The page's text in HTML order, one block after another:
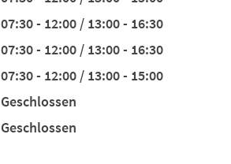
07:30 - 12:00 / 13:00 - 16:30
07:30 - 12:00 / 13:00 - 16:30
07:30 - 12:00 / 13:00 - 15:00
Geschlossen
Geschlossen